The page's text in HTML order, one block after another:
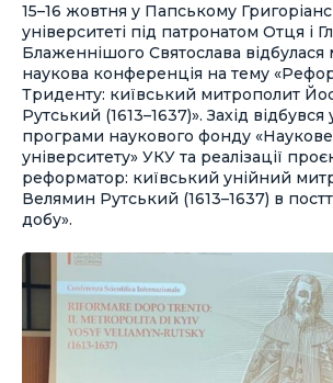
15–16 жовтня у Папському
університеті під патронатом Отця і
Блаженнішого Святослава
наукова конференція на тему
Триденту: київський митрополит
Рутський (1613–1637)». Захід
програми наукового фонду
університету» УКУ та реалізації
реформатор: київський унійний
Велямин Рутський (1613–1637) в
добу».